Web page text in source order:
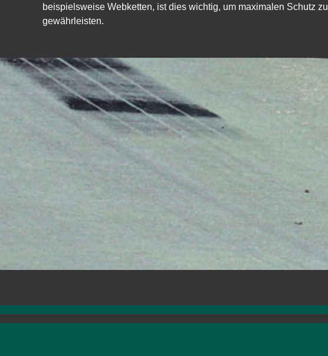
beispielsweise Webketten, ist dies wichtig, um maximalen Schutz zu
gewährleisten.